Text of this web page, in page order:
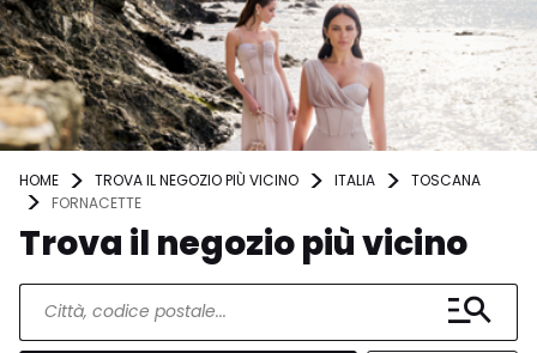
HOME TROVA IL NEGOZIO PIÙ VICINO ITALIA
TOSCANA
FORNACETTE
Trova il negozio più vicino